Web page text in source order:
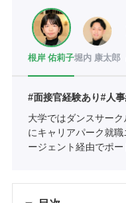
根岸 佑莉子堀内 康太郎
#面接官経験あり#人
大学ではダンスサー
にキャリアパーク就
ージェント経由でポ